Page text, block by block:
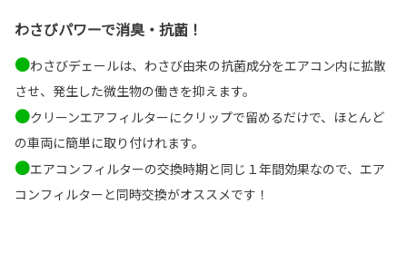
わさびパワーで消臭・抗菌！
●わさびデェールは、わさび由来の抗菌成分をエアコン内に拡散
させ、発生した微生物の働きを抑えます。
●クリーンエアフィルターにクリップで留めるだけで、ほとんど
の車両に簡単に取り付けれます。
●エアコンフィルターの交換時期と同じ１年間効果なので、エア
コンフィルターと同時交換がオススメです！